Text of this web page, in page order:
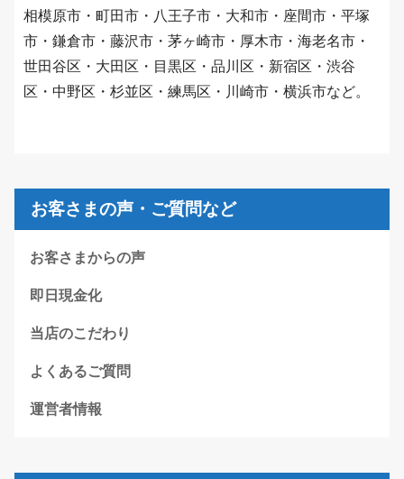
相模原市・町田市・八王子市・大和市・座間市・平塚
市・鎌倉市・藤沢市・茅ヶ崎市・厚木市・海老名市・
世田谷区・大田区・目黒区・品川区・新宿区・渋谷
区・中野区・杉並区・練馬区・川崎市・横浜市など。
お客さまの声・ご質問など
お客さまからの声
即日現金化
当店のこだわり
よくあるご質問
運営者情報